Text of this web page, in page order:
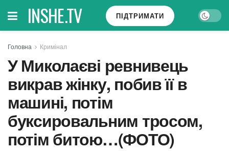
INSHE.TV ПІДТРИМАТИ
Головна Кримінал
У Миколаєві ревнивець
викрав жінку, побив її в
машині, потім
буксировальним тросом,
потім битою…(ФОТО)